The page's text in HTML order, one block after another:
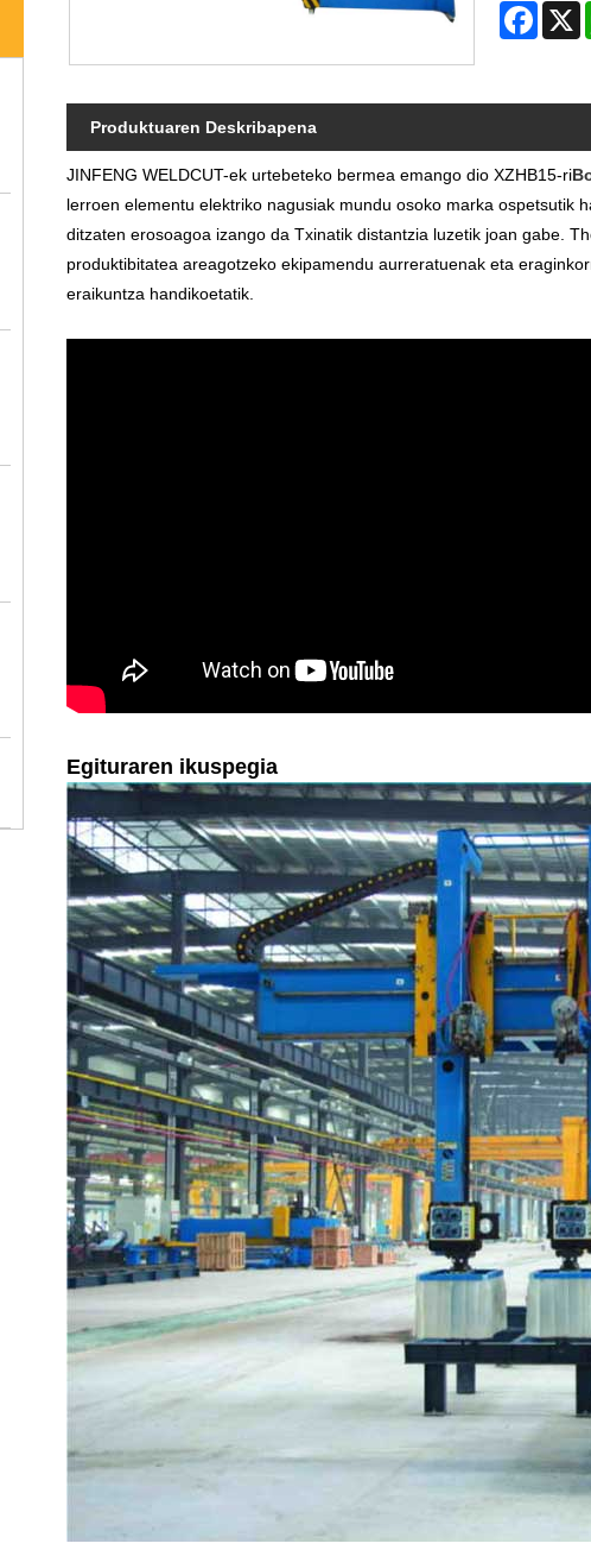
X
Produktuaren Deskribapena
JINFENG WELDCUT-ek urtebeteko bermea emango dio XZHB15-ri
lerroen elementu elektriko nagusiak mundu osoko marka ospetsutik
ditzaten erosoagoa izango da Txinatik distantzia luzetik joan gabe.
produktibitatea areagotzeko ekipamendu aurreratuenak eta
eraikuntza handikoetatik.
Egituraren ikuspegia